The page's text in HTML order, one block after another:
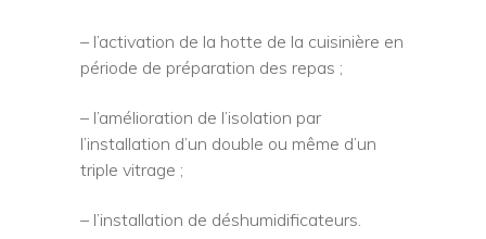
– l’activation de la hotte de la cuisinière en
période de préparation des repas ;
– l’amélioration de l’isolation par
l’installation d’un double ou même d’un
triple vitrage ;
– l’installation de déshumidificateurs.